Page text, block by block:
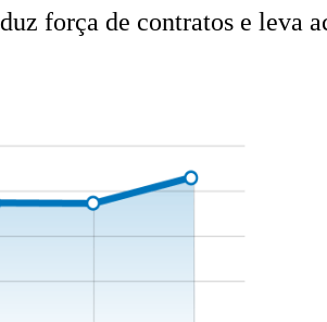
força de contratos e leva